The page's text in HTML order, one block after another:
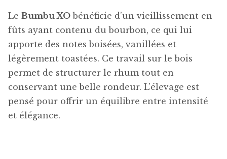
Le Bumbu XO bénéficie d’un vieillissement en
fûts ayant contenu du bourbon, ce qui lui
apporte des notes boisées, vanillées et
légèrement toastées. Ce travail sur le bois
permet de structurer le rhum tout en
conservant une belle rondeur. L’élevage est
pensé pour offrir un équilibre entre intensité
et élégance.